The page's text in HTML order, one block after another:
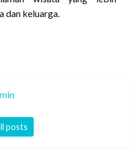
dan keluarga.
posts